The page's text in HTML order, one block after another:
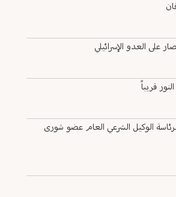
على العدو الإسرائيلي
قريباً
الوكيل الشرعي العام عضو شورى